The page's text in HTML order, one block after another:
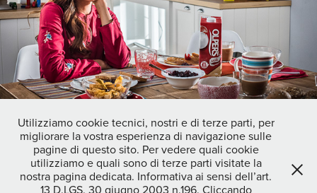
↑ Back to Top
STEFANO OPPO photographer|video maker - DOC CREATIVITY
Utilizziamo cookie tecnici, nostri e di terze parti, per
migliorare la vostra esperienza di navigazione sulle
pagine di questo sito. Per vedere quali cookie
utilizziamo e quali sono di terze parti visitate la
nostra pagina dedicata. Informativa ai sensi dell’art.
13 D.LGS. 30 giugno 2003 n.196. Cliccando